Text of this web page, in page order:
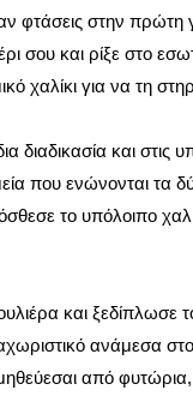
φτάσεις στην πρώτη
σου και ρίξε στο
χαλίκι για να τη
διαδικασία και στις
που ενώνονται τα
το υπόλοιπο
και ξεδίπλωσε
ανάμεσα
από